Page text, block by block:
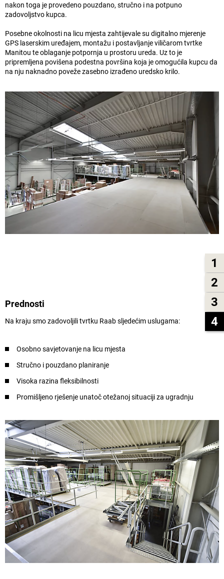
1
2
3
4
nakon toga je provedeno pouzdano, stručno i na potpuno
zadovoljstvo kupca.
Posebne okolnosti na licu mjesta zahtijevale su digitalno mjerenje
GPS laserskim uređajem, montažu i postavljanje viličarom tvrtke
Manitou te oblaganje potpornja u prostoru ureda. Uz to je
pripremljena povišena podestna površina koja je omogućila kupcu da
na nju naknadno poveže zasebno izrađeno uredsko krilo.
Prednosti
Na kraju smo zadovoljili tvrtku Raab sljedećim uslugama:
Osobno savjetovanje na licu mjesta
Stručno i pouzdano planiranje
Visoka razina fleksibilnosti
Promišljeno rješenje unatoč otežanoj situaciji za ugradnju